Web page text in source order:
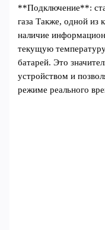
**Подключение**:
газа Также, одной из
наличие
текущую
батарей. Это
устройством и
режиме реального